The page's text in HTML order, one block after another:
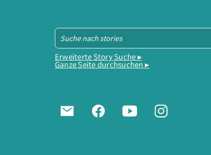
Erweiterte Story Suche ▸
Ganze Seite durchsuchen ▸